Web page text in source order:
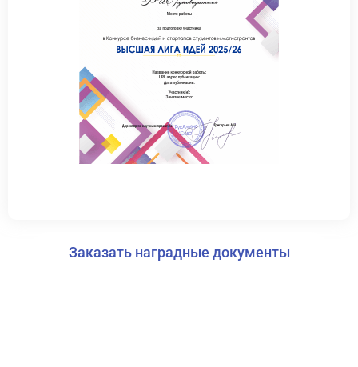
Заказать наградные документы